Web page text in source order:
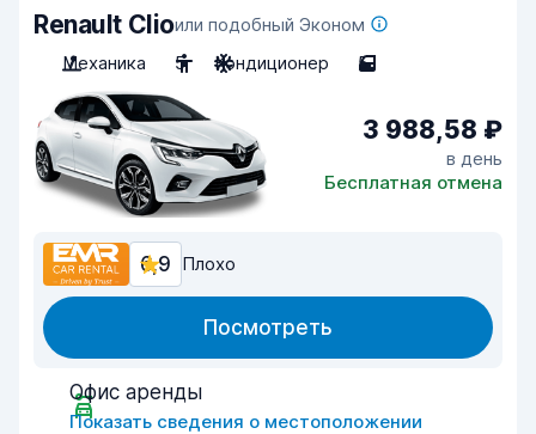
Renault Clioили подобный Эконом
Механика
5 Кондиционер 5
3 988,58 ₽
в день
Бесплатная отмена
6,9 Плохо
Посмотреть
Офис аренды
Показать сведения о местоположении